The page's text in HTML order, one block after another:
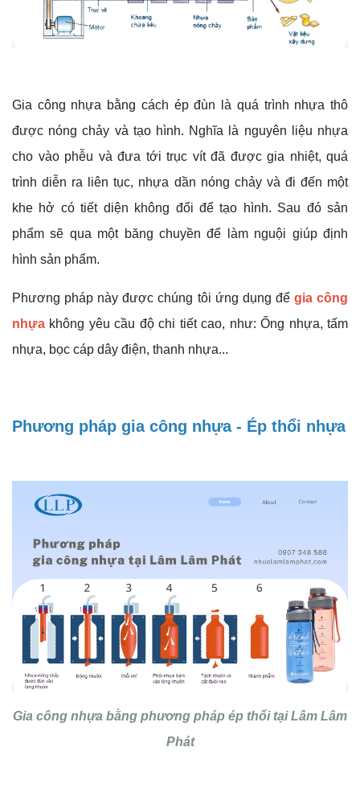
Gia công nhựa bằng cách ép đùn là quá trình nhựa thô
được nóng chảy và tạo hình. Nghĩa là nguyên liệu nhựa
cho vào phễu và đưa tới trục vít đã được gia nhiệt, quá
trình diễn ra liên tục, nhựa dần nóng chảy và đi đến một
khe hở có tiết diện không đổi để tạo hình. Sau đó sản
phẩm sẽ qua một băng chuyền để làm nguội giúp định
hình sản phẩm.
Phương pháp này được chúng tôi ứng dụng để gia công
nhựa không yêu cầu độ chi tiết cao, như: Ống nhựa, tấm
nhựa, bọc cáp dây điện, thanh nhựa...
Phương pháp gia công nhựa - Ép thổi nhựa
Gia công nhựa bằng phương pháp ép thổi tại Lâm Lâm
Phát